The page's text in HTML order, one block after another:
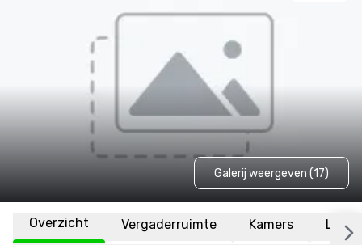
Galerij weergeven (17)
Overzicht Vergaderruimte Kamers